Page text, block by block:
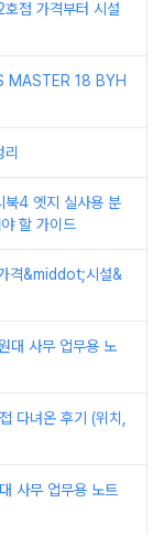
점 가격부터 시설
MASTER 18 BYH
리
북4 엣지 실사용 분
할 가이드
격&middot;시설&
대 사무 업무용 노
다녀온 후기 (위치,
사무 업무용 노트